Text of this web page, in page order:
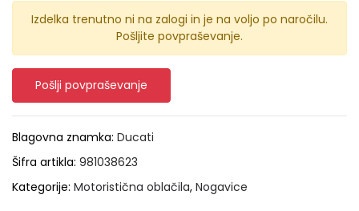
Izdelka trenutno ni na zalogi in je na voljo po naročilu.
Pošljite povpraševanje.
Pošlji povpraševanje
Blagovna znamka: Ducati
Šifra artikla: 981038623
Kategorije: Motoristična oblačila, Nogavice